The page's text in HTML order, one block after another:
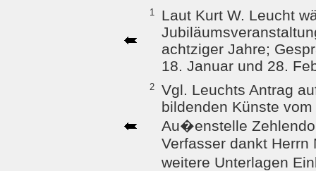
1
Laut Kurt W. Leucht
achtziger Jahre;
18. Januar und 28.
2
Vgl. Leuchts Antrag
bildenden Künste
Au�enstelle
Verfasser dankt Herrn
weitere Unterlagen